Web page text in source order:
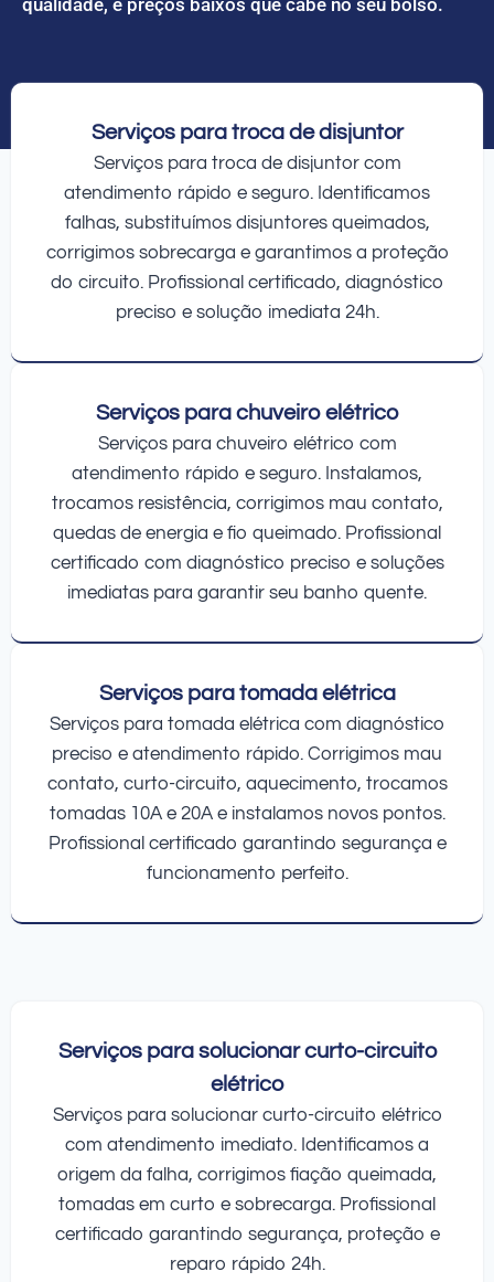
Serviços para troca de disjuntor
Serviços para troca de disjuntor com
atendimento rápido e seguro. Identificamos
falhas, substituímos disjuntores queimados,
corrigimos sobrecarga e garantimos a proteção
do circuito. Profissional certificado, diagnóstico
preciso e solução imediata 24h.
Serviços para chuveiro elétrico
Serviços para chuveiro elétrico com
atendimento rápido e seguro. Instalamos,
trocamos resistência, corrigimos mau contato,
quedas de energia e fio queimado. Profissional
certificado com diagnóstico preciso e soluções
imediatas para garantir seu banho quente.
Serviços para tomada elétrica
Serviços para tomada elétrica com diagnóstico
preciso e atendimento rápido. Corrigimos mau
contato, curto-circuito, aquecimento, trocamos
tomadas 10A e 20A e instalamos novos pontos.
Profissional certificado garantindo segurança e
funcionamento perfeito.
Serviços para solucionar curto-circuito
elétrico
Serviços para solucionar curto-circuito elétrico
com atendimento imediato. Identificamos a
origem da falha, corrigimos fiação queimada,
tomadas em curto e sobrecarga. Profissional
certificado garantindo segurança, proteção e
reparo rápido 24h.